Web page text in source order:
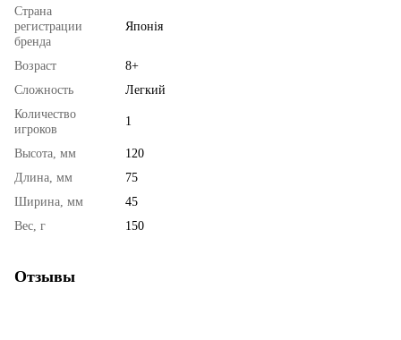
Страна
регистрации
бренда
Японія
Возраст
8+
Сложность
Легкий
Количество
игроков
1
Высота, мм
120
Длина, мм
75
Ширина, мм
45
Вес, г
150
Отзывы